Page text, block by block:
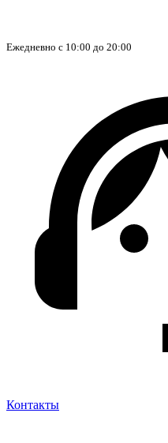
Ежедневно с 10:00 до 20:00
Контакты